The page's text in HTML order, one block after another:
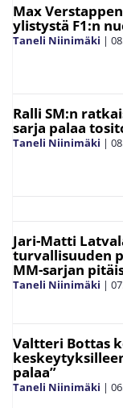
Max
ylistystä F1:n
Taneli Niinimäki |
Ralli SM:n
sarja palaa
Taneli Niinimäki |
Jari-Matti
turvallisuuden
MM-sarjan
Taneli Niinimäki |
Valtteri Bottas
palaa”
Taneli Niinimäki |